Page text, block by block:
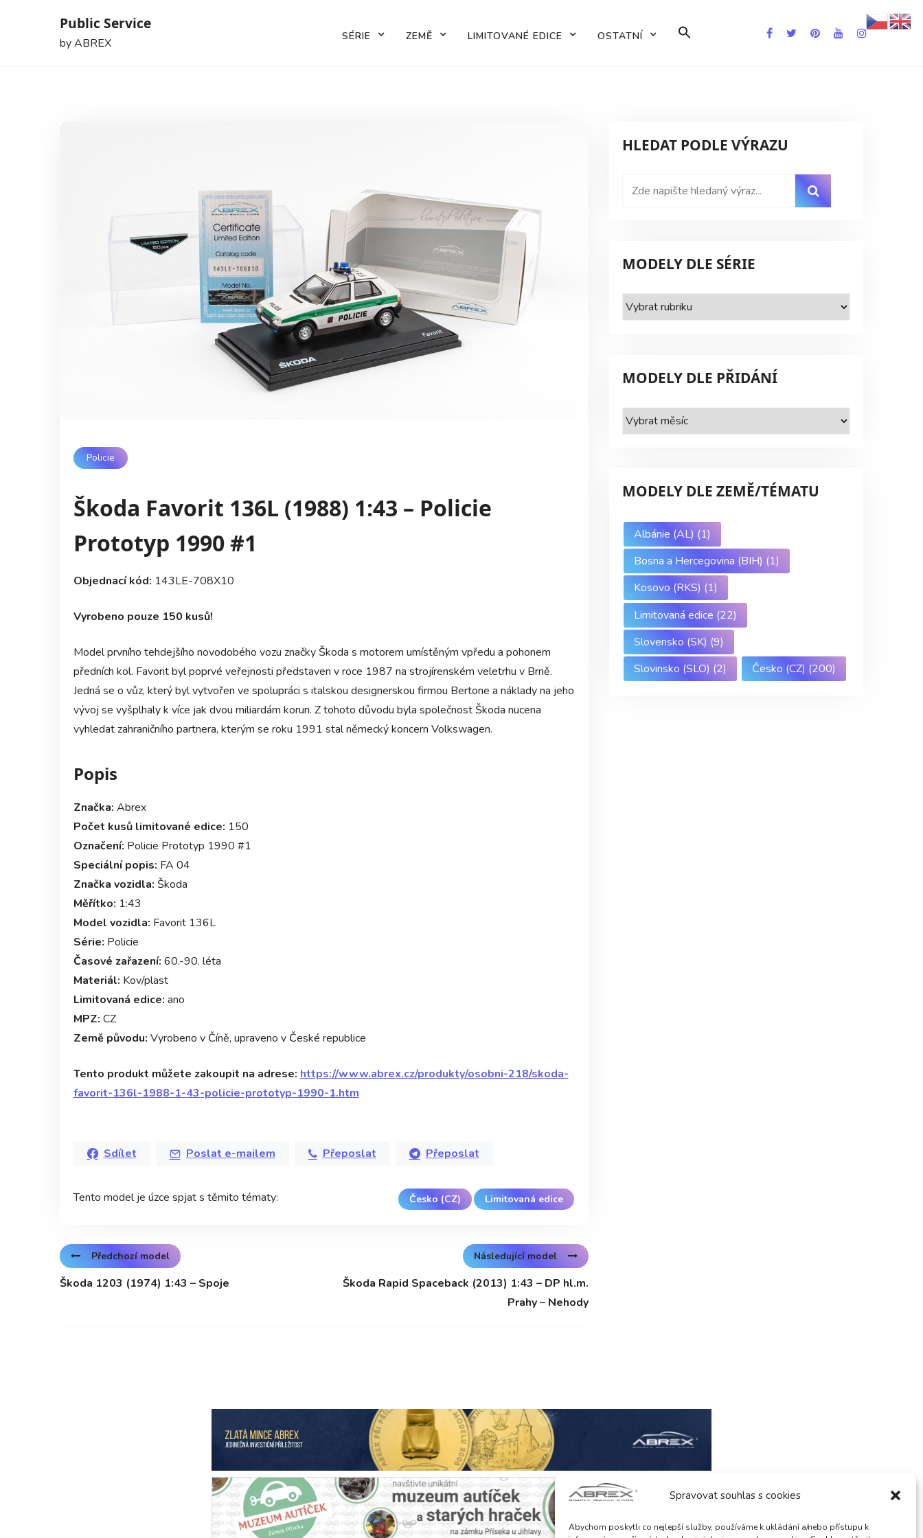
Spravovat souhlas s cookies
Abychom poskytli co nejlepší služby, používáme k ukládání a/nebo přístupu k
Public Service
by ABREX SÉRIE ZEMĚ LIMITOVANÉ EDICE OSTATNÍ
Policie
Škoda Favorit 136L (1988) 1:43 – Policie
Prototyp 1990 #1
Objednací kód: 143LE-708X10
Vyrobeno pouze 150 kusů!
Model prvního tehdejšího novodobého vozu značky Škoda s motorem umístěným vpředu a pohonem
předních kol. Favorit byl poprvé veřejnosti představen v roce 1987 na strojírenském veletrhu v Brně.
Jedná se o vůz, který byl vytvořen ve spolupráci s italskou designerskou firmou Bertone a náklady na jeho
vývoj se vyšplhaly k více jak dvou miliardám korun. Z tohoto důvodu byla společnost Škoda nucena
vyhledat zahraničního partnera, kterým se roku 1991 stal německý koncern Volkswagen.
Popis
Značka: Abrex
Počet kusů limitované edice: 150
Označení: Policie Prototyp 1990 #1
Speciální popis: FA 04
Značka vozidla: Škoda
Měřítko: 1:43
Model vozidla: Favorit 136L
Série: Policie
Časové zařazení: 60.-90. léta
Materiál: Kov/plast
Limitovaná edice: ano
MPZ: CZ
Země původu: Vyrobeno v Číně, upraveno v České republice
Tento produkt můžete zakoupit na adrese: https://www.abrex.cz/produkty/osobni-218/skoda-
favorit-136l-1988-1-43-policie-prototyp-1990-1.htm
Sdílet Poslat e-mailem Přeposlat Přeposlat
Tento model je úzce spjat s těmito tématy: Česko (CZ) Limitovaná edice
Předchozí model
Škoda 1203 (1974) 1:43 – Spoje
Následující model
Škoda Rapid Spaceback (2013) 1:43 – DP hl.m.
Prahy – Nehody
HLEDAT PODLE VÝRAZU
MODELY DLE SÉRIE
Modely
dle
MODELY DLE PŘIDÁNÍ
Modely
dle
MODELY DLE ZEMĚ/TÉMATU
Albánie (AL) (1)
Bosna a Hercegovina (BIH) (1)
Kosovo (RKS) (1)
Limitovaná edice (22)
Slovensko (SK) (9)
Slovinsko (SLO) (2) Česko (CZ) (200)